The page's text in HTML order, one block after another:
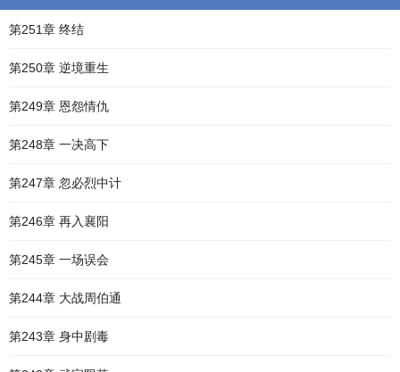
第251章 终结
第250章 逆境重生
第249章 恩怨情仇
第248章 一决高下
第247章 忽必烈中计
第246章 再入襄阳
第245章 一场误会
第244章 大战周伯通
第243章 身中剧毒